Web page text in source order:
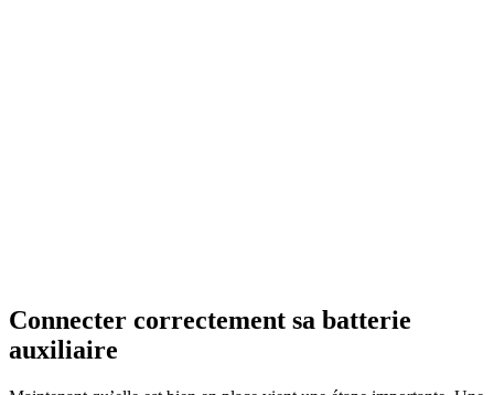
Connecter correctement sa batterie
auxiliaire